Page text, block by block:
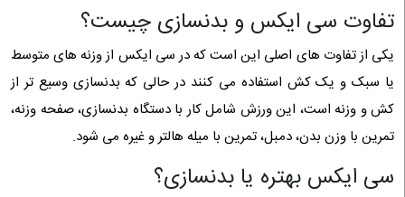
تفاوت سی ایکس و بدنسازی چیست؟
یکی از تفاوت های اصلی این است که در سی ایکس از وزنه های متوسط
یا سبک و یک کش استفاده می کنند در حالی که بدنسازی وسیع تر از
کش و وزنه است، این ورزش شامل کار با دستگاه بدنسازی، صفحه وزنه،
تمرین با وزن بدن، دمبل، تمرین با میله هالتر و غیره می ‌شود.
سی ایکس بهتره یا بدنسازی؟